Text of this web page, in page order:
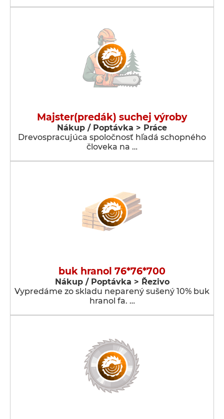
Majster(predák) suchej výroby
Nákup / Poptávka > Práce
Drevospracujúca spoločnosť hľadá schopného
človeka na …
buk hranol 76*76*700
Nákup / Poptávka > Řezivo
Vypredáme zo skladu neparený sušený 10% buk
hranol fa. …